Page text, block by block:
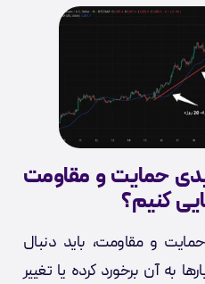
حمایت و مقاومت
کنیم؟
و مقاومت، باید دنبال
به آن برخورد کرده یا تغییر